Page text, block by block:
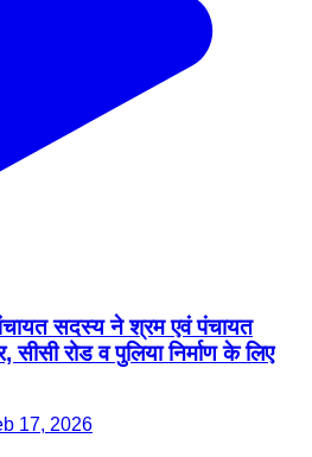
सदस्य ने श्रम एवं पंचायत
सीसी रोड व पुलिया निर्माण के लिए
17, 2026